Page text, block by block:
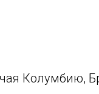
Колумбию,